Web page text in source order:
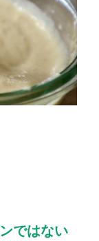
ではない